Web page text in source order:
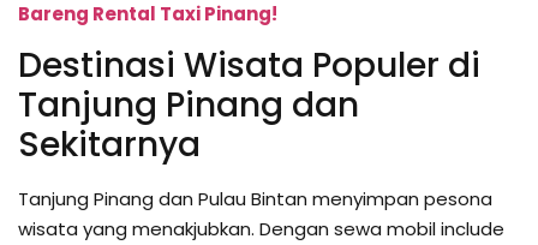
Bareng Rental Taxi Pinang!
Destinasi Wisata Populer di
Tanjung Pinang dan
Sekitarnya
Tanjung Pinang dan Pulau Bintan menyimpan pesona
wisata yang menakjubkan. Dengan sewa mobil include